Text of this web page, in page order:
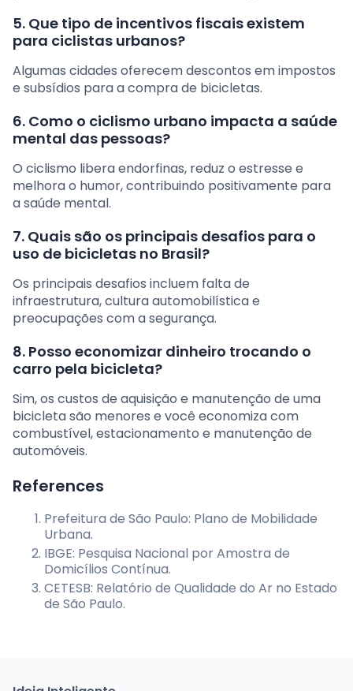
5. Que tipo de incentivos fiscais existem
para ciclistas urbanos?
Algumas cidades oferecem descontos em impostos
e subsídios para a compra de bicicletas.
6. Como o ciclismo urbano impacta a saúde
mental das pessoas?
O ciclismo libera endorfinas, reduz o estresse e
melhora o humor, contribuindo positivamente para
a saúde mental.
7. Quais são os principais desafios para o
uso de bicicletas no Brasil?
Os principais desafios incluem falta de
infraestrutura, cultura automobilística e
preocupações com a segurança.
8. Posso economizar dinheiro trocando o
carro pela bicicleta?
Sim, os custos de aquisição e manutenção de uma
bicicleta são menores e você economiza com
combustível, estacionamento e manutenção de
automóveis.
References
Prefeitura de São Paulo: Plano de Mobilidade
Urbana.
IBGE: Pesquisa Nacional por Amostra de
Domicílios Contínua.
CETESB: Relatório de Qualidade do Ar no Estado
de São Paulo.